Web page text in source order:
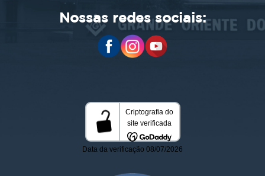
Nossas redes sociais: